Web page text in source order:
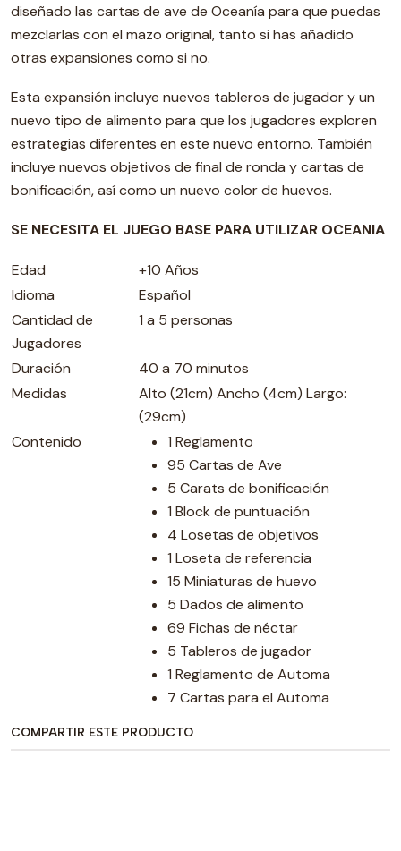
diseñado las cartas de ave de Oceanía para que puedas
mezclarlas con el mazo original, tanto si has añadido
otras expansiones como si no.
Esta expansión incluye nuevos tableros de jugador y un
nuevo tipo de alimento para que los jugadores exploren
estrategias diferentes en este nuevo entorno. También
incluye nuevos objetivos de final de ronda y cartas de
bonificación, así como un nuevo color de huevos.
SE NECESITA EL JUEGO BASE PARA UTILIZAR OCEANIA
Edad
+10 Años
Idioma
Español
Cantidad de
Jugadores
1 a 5 personas
Duración
40 a 70 minutos
Medidas
Alto (21cm) Ancho (4cm) Largo:
(29cm)
Contenido
1 Reglamento
95 Cartas de Ave
5 Carats de bonificación
1 Block de puntuación
4 Losetas de objetivos
1 Loseta de referencia
15 Miniaturas de huevo
5 Dados de alimento
69 Fichas de néctar
5 Tableros de jugador
1 Reglamento de Automa
7 Cartas para el Automa
COMPARTIR ESTE PRODUCTO